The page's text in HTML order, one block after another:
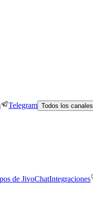
Telegram Todos los canales
de JivoChatIntegraciones